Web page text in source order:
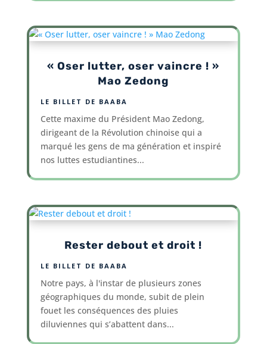
« Oser lutter, oser vaincre ! »
Mao Zedong
LE BILLET DE BAABA
Cette maxime du Président Mao Zedong,
dirigeant de la Révolution chinoise qui a
marqué les gens de ma génération et inspiré
nos luttes estudiantines...
Rester debout et droit !
LE BILLET DE BAABA
Notre pays, à l'instar de plusieurs zones
géographiques du monde, subit de plein
fouet les conséquences des pluies
diluviennes qui s’abattent dans...